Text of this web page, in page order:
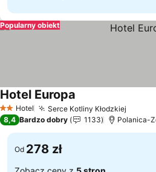
Popularny obiekt
2 Kategoria
Hotel Serce Kotliny Kłodzkiej
Hotel Europa
8,4 Bardzo dobry 1133 Polanica-
Od 278 zł